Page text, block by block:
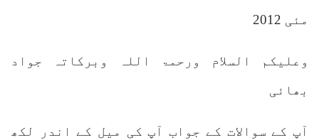
مئی 2012
وعلیکم السلام ورحمۃ اللہ وبرکاتہ جواد
بھائی
آپ کے سوالات کے جواب آپ کی میل کے اندر لکھ